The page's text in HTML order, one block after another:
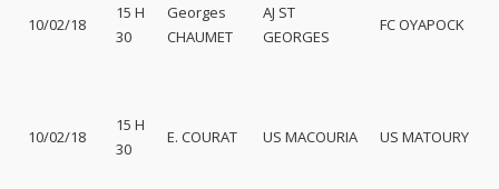
10/02/18
15 H
30
Georges
CHAUMET
AJ ST
GEORGES
FC OYAPOCK
10/02/18
15 H
30
E. COURAT US MACOURIA US MATOURY